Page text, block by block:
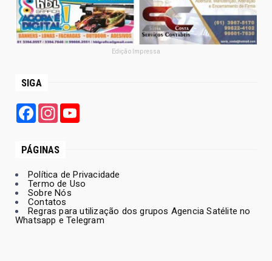
Edição Impressa
SIGA
FacebookInstagram
PÁGINAS
Política de Privacidade
Termo de Uso
Sobre Nós
Contatos
Regras para utilização dos grupos Agencia Satélite no
Whatsapp e Telegram